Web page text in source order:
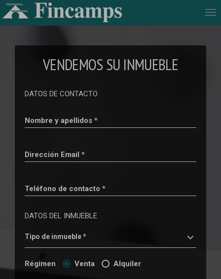
VENDEMOS SU INMUEBLE
DATOS DE CONTACTO
Nombre y apellidos *
Dirección Email *
Teléfono de contacto *
DATOS DEL INMUEBLE
Tipo de inmueble *
Régimen Venta Alquiler